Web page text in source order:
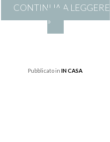
CONTINUA A LEGGERE
»
Pubblicato inIN CASA